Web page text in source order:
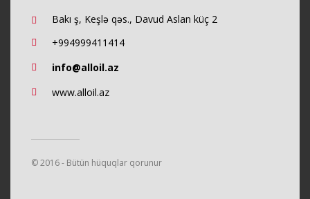
Bakı ş, Keşlə qəs., Davud Aslan küç 2
+994999411414
info@alloil.az
www.alloil.az
© 2016 - Bütün hüquqlar qorunur